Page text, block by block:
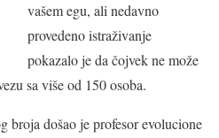
vašem egu, ali nedavno
provedeno istraživanje
pokazalo je da čojvek ne može
sa više od 150 osoba.
broja došao je profesor evolucione